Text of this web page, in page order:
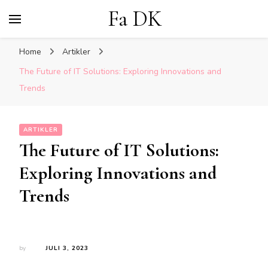
Fa DK
Home
Artikler
The Future of IT Solutions: Exploring Innovations and
Trends
ARTIKLER
The Future of IT Solutions:
Exploring Innovations and
Trends
by JULI 3, 2023